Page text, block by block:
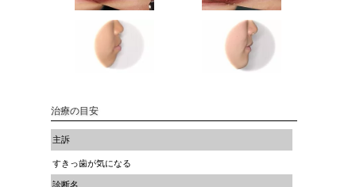
治療の目安
主訴
すきっ歯が気になる
診断名